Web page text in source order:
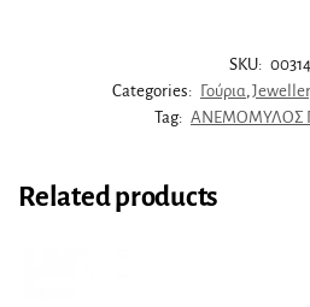
SKU: 00314
Categories: Γούρια,
Tag: ΑΝΕΜΟΜΥΛΟΣ
Related products